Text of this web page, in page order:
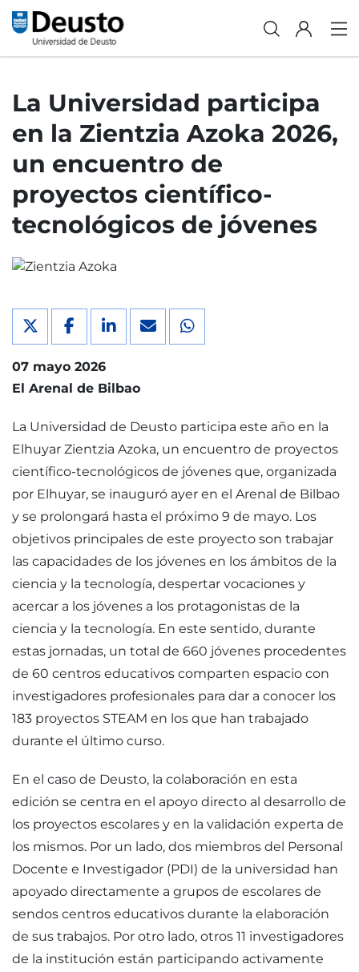
La Universidad participa
en la Zientzia Azoka 2026,
un encuentro de
proyectos científico-
tecnológicos de jóvenes
07 mayo 2026
El Arenal de Bilbao
La Universidad de Deusto participa este año en la
Elhuyar Zientzia Azoka, un encuentro de proyectos
científico-tecnológicos de jóvenes que, organizada
por Elhuyar, se inauguró ayer en el Arenal de Bilbao
y se prolongará hasta el próximo 9 de mayo. Los
objetivos principales de este proyecto son trabajar
las capacidades de los jóvenes en los ámbitos de la
ciencia y la tecnología, despertar vocaciones y
acercar a los jóvenes a los protagonistas de la
ciencia y la tecnología. En este sentido, durante
estas jornadas, un total de 660 jóvenes procedentes
de 60 centros educativos comparten espacio con
investigadores profesionales para dar a conocer los
183 proyectos STEAM en los que han trabajado
durante el último curso.
En el caso de Deusto, la colaboración en esta
edición se centra en el apoyo directo al desarrollo de
los proyectos escolares y en la validación experta de
los mismos. Por un lado, dos miembros del Personal
Docente e Investigador (PDI) de la universidad han
apoyado directamente a grupos de escolares de
sendos centros educativos durante la elaboración
de sus trabajos. Por otro lado, otros 11 investigadores
de la institución están participando activamente